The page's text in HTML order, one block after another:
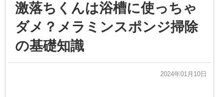
激落ちくんは浴槽に使っちゃ
ダメ？メラミンスポンジ掃除
の基礎知識
2024年01月10日